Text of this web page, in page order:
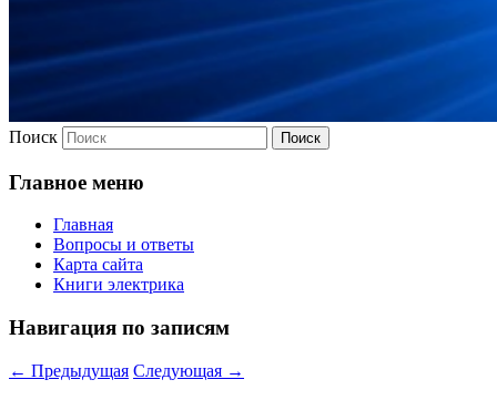
Поиск
Главное меню
Главная
Вопросы и ответы
Карта сайта
Книги электрика
Навигация по записям
← Предыдущая Следующая →